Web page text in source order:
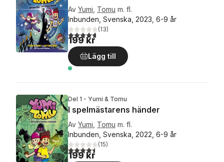
Av Yumi Tomu m. fl.
Inbunden, Svenska, 2023, 6-9 år
4,7utav 5 stjärnor. Totalt antal röster:
(13)
199 kr
Lägg till
Del 1 - Yumi & Tomu
I spelmästarens händer
Av Yumi Tomu m. fl.
Inbunden, Svenska, 2022, 6-9 år
4,5utav 5 stjärnor. Totalt antal röster:
(15)
199 kr